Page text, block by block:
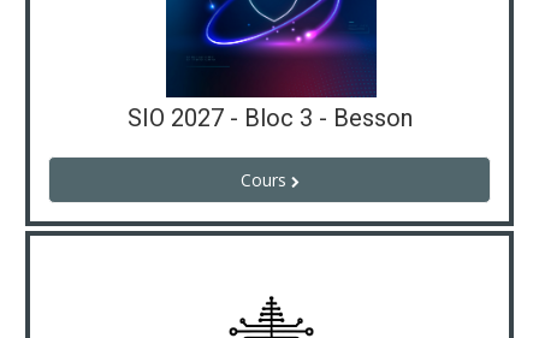
SIO 2027 - Bloc 3 - Besson
Cours